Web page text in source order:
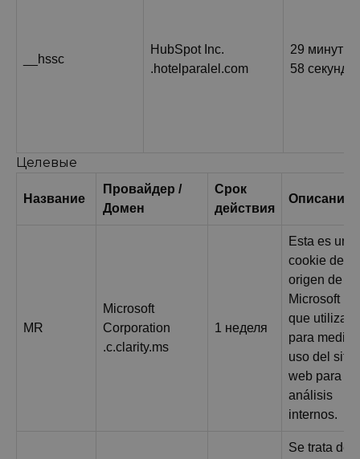
__hssc
HubSpot Inc.
.hotelparalel.com
29 минут
58 секунд
Целевые
Название
Провайдер /
Домен
Срок
действия
Описание
MR
Microsoft
Corporation
.c.clarity.ms
1 неделя
Esta es una
cookie de
origen de
Microsoft
que
para medir
uso del sitio
web para
análisis
internos.
Se trata de